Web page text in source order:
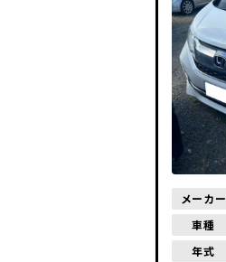
メーカー
車種
年式